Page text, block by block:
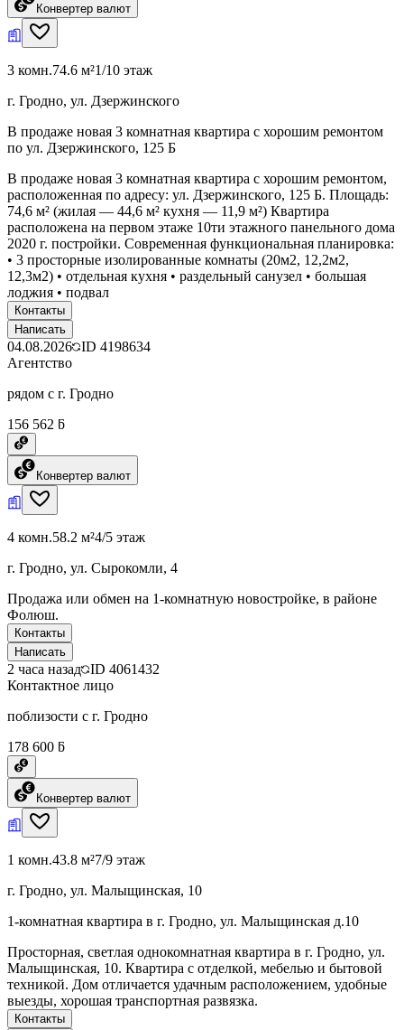
Конвертер валют
3 комн.74.6 м²1/10 этаж
г. Гродно, ул. Дзержинского
В продаже новая 3 комнатная квартира с хорошим ремонтом
по ул. Дзержинского, 125 Б
В продаже новая 3 комнатная квартира с хорошим ремонтом,
расположенная по адресу: ул. Дзержинского, 125 Б. Площадь:
74,6 м² (жилая — 44,6 м² кухня — 11,9 м²) Квартира
расположена на первом этаже 10ти этажного панельного дома
2020 г. постройки. Современная функциональная планировка:
• 3 просторные изолированные комнаты (20м2, 12,2м2,
12,3м2) • отдельная кухня • раздельный санузел • большая
лоджия • подвал
Контакты
Написать
04.08.2026 ID 4198634
Агентство
рядом с г. Гродно
156 562 ƃ
Конвертер валют
4 комн.58.2 м²4/5 этаж
г. Гродно, ул. Сырокомли, 4
Продажа или обмен на 1-комнатную новостройке, в районе
Фолюш.
Контакты
Написать
2 часа назад ID 4061432
Контактное лицо
поблизости с г. Гродно
178 600 ƃ
Конвертер валют
1 комн.43.8 м²7/9 этаж
г. Гродно, ул. Малыщинская, 10
1-комнатная квартира в г. Гродно, ул. Малыщинская д.10
Просторная, светлая однокомнатная квартира в г. Гродно, ул.
Малыщинская, 10. Квартира с отделкой, мебелью и бытовой
техникой. Дом отличается удачным расположением, удобные
выезды, хорошая транспортная развязка.
Контакты